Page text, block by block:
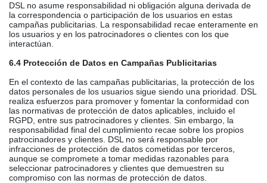
DSL no asume responsabilidad ni obligación alguna derivada de
la correspondencia o participación de los usuarios en estas
campañas publicitarias. La responsabilidad recae enteramente en
los usuarios y en los patrocinadores o clientes con los que
interactúan.
6.4 Protección de Datos en Campañas Publicitarias
En el contexto de las campañas publicitarias, la protección de los
datos personales de los usuarios sigue siendo una prioridad. DSL
realiza esfuerzos para promover y fomentar la conformidad con
las normativas de protección de datos aplicables, incluido el
RGPD, entre sus patrocinadores y clientes. Sin embargo, la
responsabilidad final del cumplimiento recae sobre los propios
patrocinadores y clientes. DSL no será responsable por
infracciones de protección de datos cometidas por terceros,
aunque se compromete a tomar medidas razonables para
seleccionar patrocinadores y clientes que demuestren su
compromiso con las normas de protección de datos.